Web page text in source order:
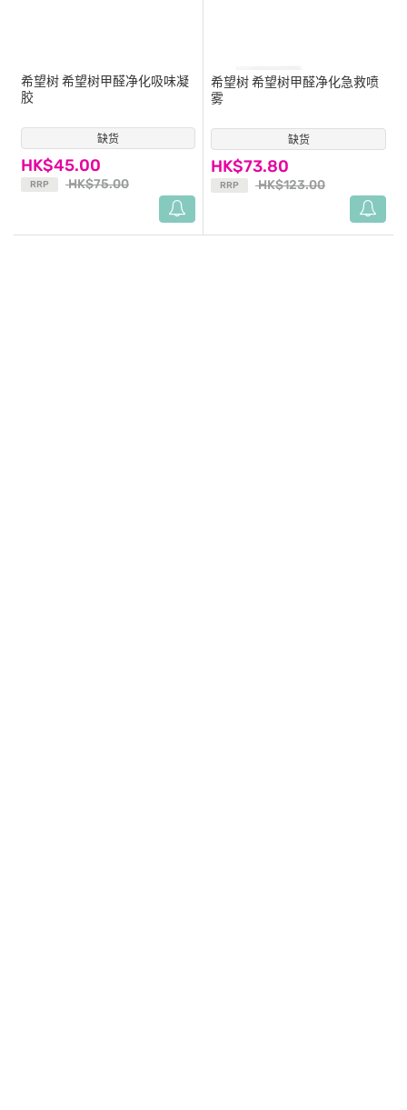
缺货
希望树希望树甲醛净化吸味凝
胶
HK$45.00
RRP HK$75.00
(14) 缺货
希望树希望树甲醛净化急救喷
雾
HK$73.80
RRP HK$123.00
(1)